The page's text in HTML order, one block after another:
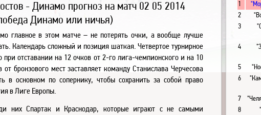
- Динамо прогноз на матч 02 05 2014
Динамо или ничья)
главное в этом матче – не потерять очки, а вообще лучше
Календарь сложный и позиция шаткая. Четвертое турнирное
при отставании на 12 очков от 2-го лига-чемпионского и на 10
от бронзового мест заставляет команду Станислава Черчесова
в основном по сопернику, чтобы сохранить за собой право
в Лиге Европы.
них Спартак и Краснодар, которые играют с не самыми
1
2
3
4
5
6
7
8